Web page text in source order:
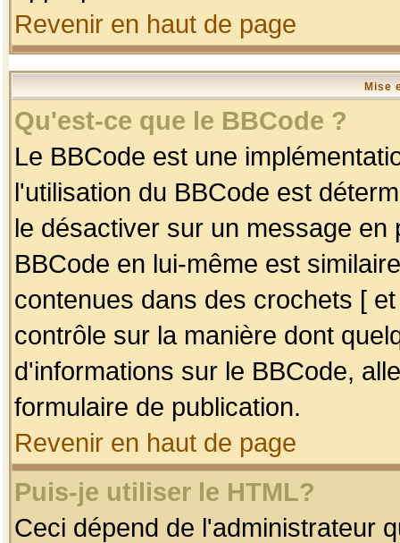
Revenir en haut de page
Mise
Qu'est-ce que le BBCode ?
Le BBCode est une
l'utilisation du BBCode est
le désactiver sur un message
BBCode en lui-même est
contenues dans des crochets [
contrôle sur la manière dont
d'informations sur le BBCode,
formulaire de publication.
Revenir en haut de page
Puis-je utiliser le HTML?
Ceci dépend de l'administrateur